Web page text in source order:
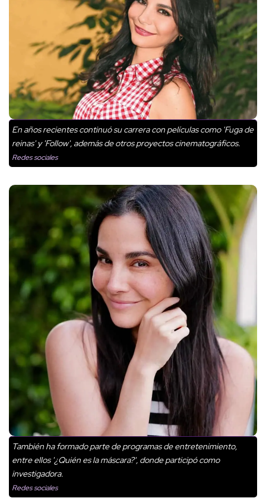
En años recientes continuó su carrera con películas como 'Fuga de
reinas' y 'Follow', además de otros proyectos cinematográficos.
Redes sociales
También ha formado parte de programas de entretenimiento,
entre ellos '¿Quién es la máscara?', donde participó como
investigadora.
Redes sociales